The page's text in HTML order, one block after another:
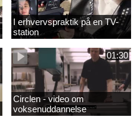
I erhvervspraktik på en TV-
station
01:30
Circlen - video om
voksenuddannelse